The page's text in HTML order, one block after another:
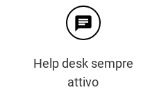
chat
Help desk sempre
attivo